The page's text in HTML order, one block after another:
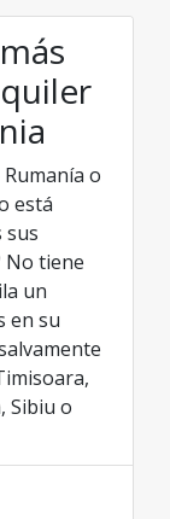
o
está
sus
No tiene
un
en su
Sibiu o